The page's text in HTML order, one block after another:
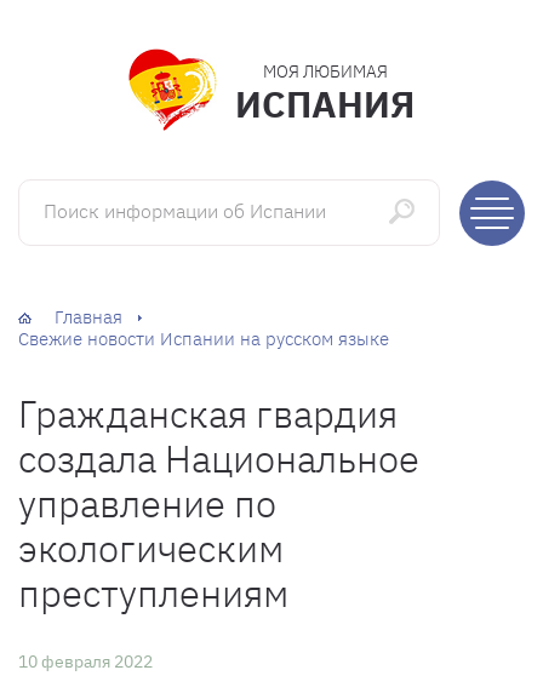
МОЯ ЛЮБИМАЯ
ИСПАНИЯ
Поиск информации об Испании
Главная
Свежие новости Испании на русском языке
Гражданская гвардия
создала Национальное
управление по
экологическим
преступлениям
10 февраля 2022